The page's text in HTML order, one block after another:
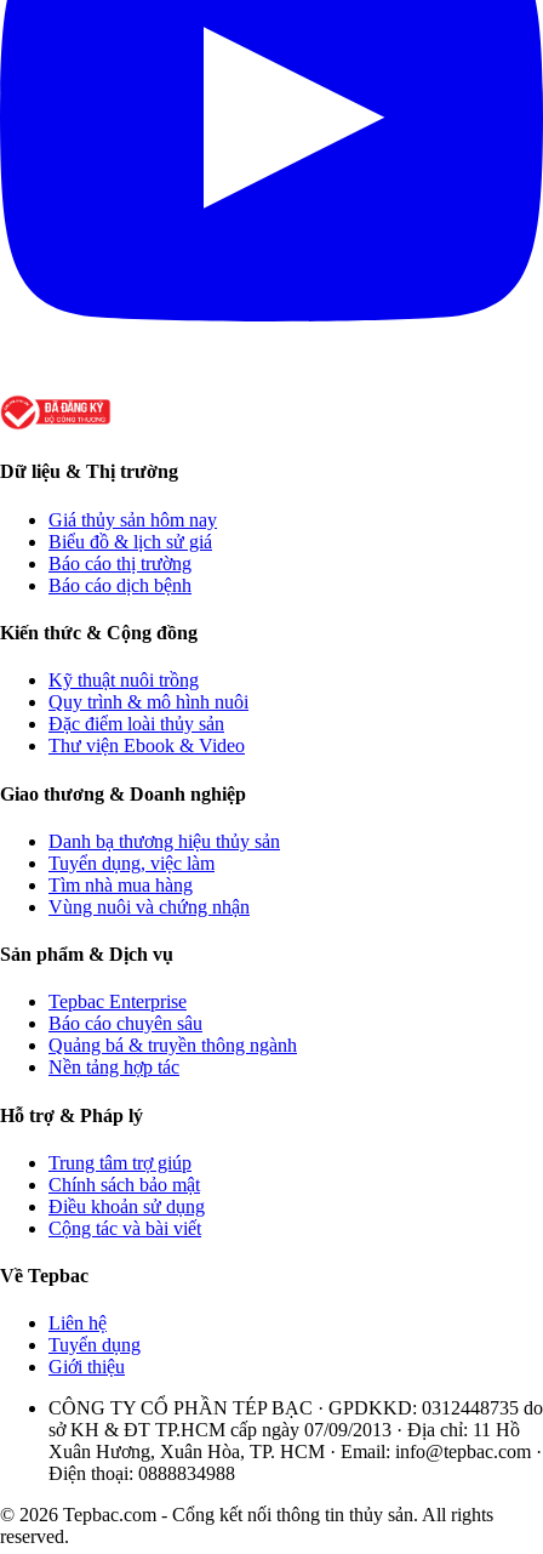
Dữ liệu & Thị trường
Giá thủy sản hôm nay
Biểu đồ & lịch sử giá
Báo cáo thị trường
Báo cáo dịch bệnh
Kiến thức & Cộng đồng
Kỹ thuật nuôi trồng
Quy trình & mô hình nuôi
Đặc điểm loài thủy sản
Thư viện Ebook & Video
Giao thương & Doanh nghiệp
Danh bạ thương hiệu thủy sản
Tuyển dụng, việc làm
Tìm nhà mua hàng
Vùng nuôi và chứng nhận
Sản phẩm & Dịch vụ
Tepbac Enterprise
Báo cáo chuyên sâu
Quảng bá & truyền thông ngành
Nền tảng hợp tác
Hỗ trợ & Pháp lý
Trung tâm trợ giúp
Chính sách bảo mật
Điều khoản sử dụng
Cộng tác và bài viết
Về Tepbac
Liên hệ
Tuyển dụng
Giới thiệu
CÔNG TY CỔ PHẦN TÉP BẠC · GPDKKD: 0312448735 do
sở KH & ĐT TP.HCM cấp ngày 07/09/2013 · Địa chỉ: 11 Hồ
Xuân Hương, Xuân Hòa, TP. HCM · Email: info@tepbac.com ·
Điện thoại: 0888834988
© 2026 Tepbac.com - Cổng kết nối thông tin thủy sản. All rights
reserved.